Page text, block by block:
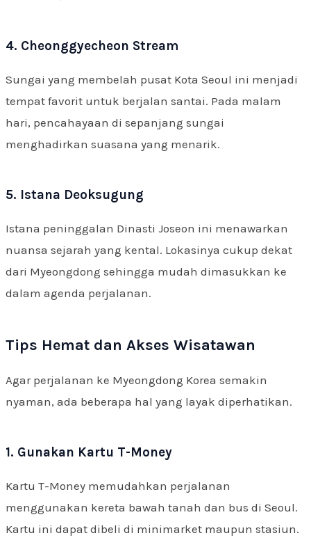
4. Cheonggyecheon Stream
Sungai yang membelah pusat Kota Seoul ini menjadi
tempat favorit untuk berjalan santai. Pada malam
hari, pencahayaan di sepanjang sungai
menghadirkan suasana yang menarik.
5. Istana Deoksugung
Istana peninggalan Dinasti Joseon ini menawarkan
nuansa sejarah yang kental. Lokasinya cukup dekat
dari Myeongdong sehingga mudah dimasukkan ke
dalam agenda perjalanan.
Tips Hemat dan Akses Wisatawan
Agar perjalanan ke Myeongdong Korea semakin
nyaman, ada beberapa hal yang layak diperhatikan.
1. Gunakan Kartu T-Money
Kartu T-Money memudahkan perjalanan
menggunakan kereta bawah tanah dan bus di Seoul.
Kartu ini dapat dibeli di minimarket maupun stasiun.